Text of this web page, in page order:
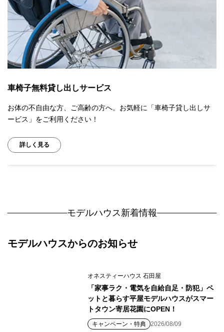
車椅子無料貸し出しサービス
お体の不自由な方、ご高齢の方へ。お気軽に「車椅子貸し出しサ
ービス」をご利用ください！
詳しく見る
モデルハウス新着情報
モデルハウスからのお知らせ
オネスティーハウス 石田屋
「家事ラク・電気を自給自足・防犯」ペ
ットと暮らす平屋モデルハウスがスマー
トタウン寄居花園にOPEN！
キャンペーン・特典 2026/08/09